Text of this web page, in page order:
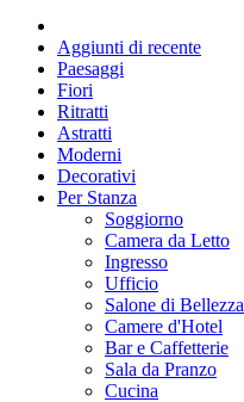
Aggiunti di recente
Paesaggi
Fiori
Ritratti
Astratti
Moderni
Decorativi
Per Stanza
Soggiorno
Camera da Letto
Ingresso
Ufficio
Salone di Bellezza
Camere d'Hotel
Bar e Caffetterie
Sala da Pranzo
Cucina